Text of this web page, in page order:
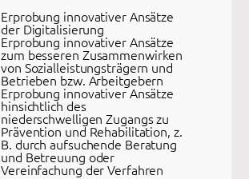
Erprobung innovativer Ansätze
der Digitalisierung
Erprobung innovativer Ansätze
zum besseren Zusammenwirken
von Sozialleistungsträgern und
Betrieben bzw. Arbeitgebern
Erprobung innovativer Ansätze
hinsichtlich des
niederschwelligen Zugangs zu
Prävention und Rehabilitation, z.
B. durch aufsuchende Beratung
und Betreuung oder
Vereinfachung der Verfahren